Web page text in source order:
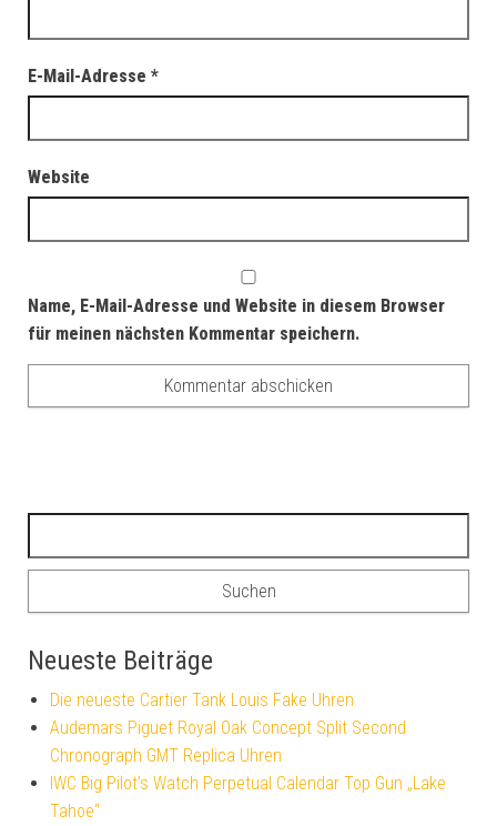
E-Mail-Adresse *
Website
Name, E-Mail-Adresse und Website in diesem Browser
für meinen nächsten Kommentar speichern.
Neueste Beiträge
Die neueste Cartier Tank Louis Fake Uhren
Audemars Piguet Royal Oak Concept Split Second
Chronograph GMT Replica Uhren
IWC Big Pilot’s Watch Perpetual Calendar Top Gun „Lake
Tahoe“